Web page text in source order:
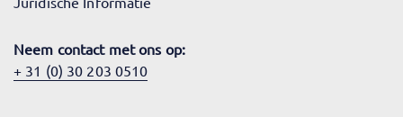
Neem contact met ons op:
+ 31 (0) 30 203 0510